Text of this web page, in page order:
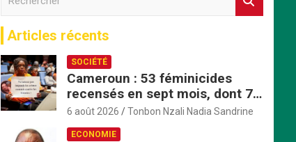
r
c
h
e
Articles récents
SOCIÉTÉ
Cameroun : 53 féminicides
recensés en sept mois, dont 7
mineures violées avant d’être
tuées
6 août 2026 Tonbon Nzali Nadia Sandrine
ECONOMIE